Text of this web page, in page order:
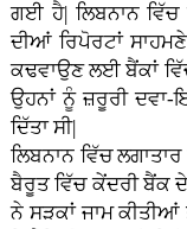
ਗਈ ਹੈ| ਲਿਬਨਾਨ
ਦੀਆਂ ਰਿਪੋਰਟਾਂ
ਕਢਵਾਉਣ ਲਈ ਬੈਂਕਾਂ
ਉਹਨਾਂ ਨੂੰ ਜ਼ਰੂਰੀ ਦਵਾ-
ਦਿੱਤਾ ਸੀ|
ਲਿਬਨਾਨ ਵਿੱਚ
ਬੈਰੂਤ ਵਿੱਚ ਕੇਂਦਰੀ ਬੈਂਕ
ਨੇ ਸੜਕਾਂ ਜਾਮ